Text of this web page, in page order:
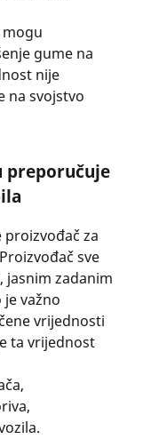
gume na
nije
na svojstvo
preporučuje
za
sve
jasnim zadanim
važno
vrijednosti
ta vrijednost